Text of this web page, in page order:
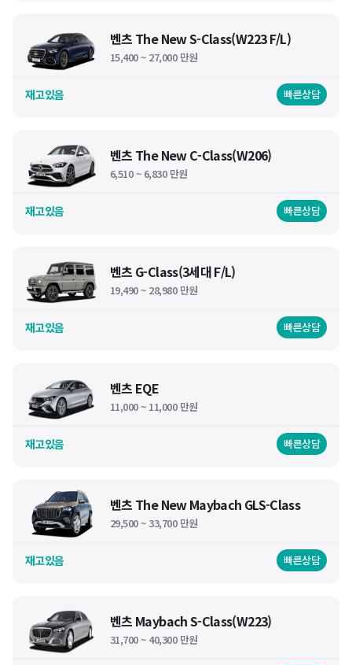
벤츠 The New S-Class(W223 F/L)
15,400 ~ 27,000 만원
재고있음 빠른상담
벤츠 The New C-Class(W206)
6,510 ~ 6,830 만원
재고있음 빠른상담
벤츠 G-Class(3세대 F/L)
19,490 ~ 28,980 만원
재고있음 빠른상담
벤츠 EQE
11,000 ~ 11,000 만원
재고있음 빠른상담
벤츠 The New Maybach GLS-Class
29,500 ~ 33,700 만원
재고있음 빠른상담
벤츠 Maybach S-Class(W223)
31,700 ~ 40,300 만원